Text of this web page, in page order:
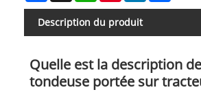
Description du produit
Quelle est la description
tondeuse portée sur